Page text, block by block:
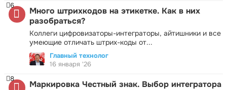
Много штрихкодов на этикетке. Как в них
разобраться?
Коллеги цифровизаторы-интеграторы, айтишники и все
умеющие отличать штрих-коды от...
6
Главный технолог
16 января '26
Маркировка Честный знак. Выбор интегратора
8